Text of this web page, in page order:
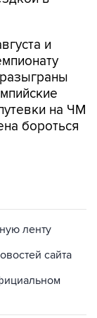
и
на ЧМ
бороться
ленту
сайта